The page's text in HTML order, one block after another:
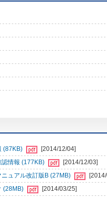
(87KB)
[2014/12/04]
情報 (177KB)
[2014/12/03]
ュアル改訂版B (27MB)
(28MB)
[2014/03/25]